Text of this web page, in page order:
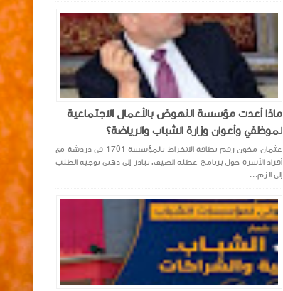
ماذا أعدت مؤسسة النهوض بالأعمال الاجتماعية
لموظفي وأعوان وزارة الشباب والرياضة؟
عثمان مخون رقم بطاقة الانخراط بالمؤسسة 1701 في دردشة مع
أفراد الأسرة حول برنامج عطلة الصيف، تبادر إلى ذهني توجيه الطلب
إلى الزم...